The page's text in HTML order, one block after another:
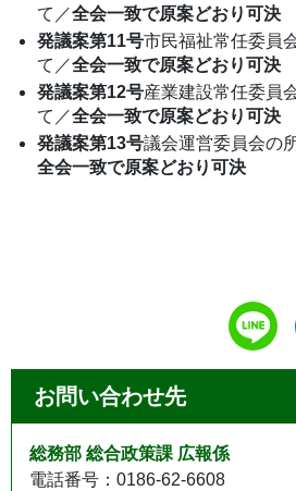
て／全会一致で原案どおり可決
発議案第11号市民福祉常任委員
て／全会一致で原案どおり可決
発議案第12号産業建設常任委員
て／全会一致で原案どおり可決
発議案第13号議会運営委員会の
全会一致で原案どおり可決
お問い合わせ先
総務部 総合政策課 広報係
電話番号：0186-62-6608